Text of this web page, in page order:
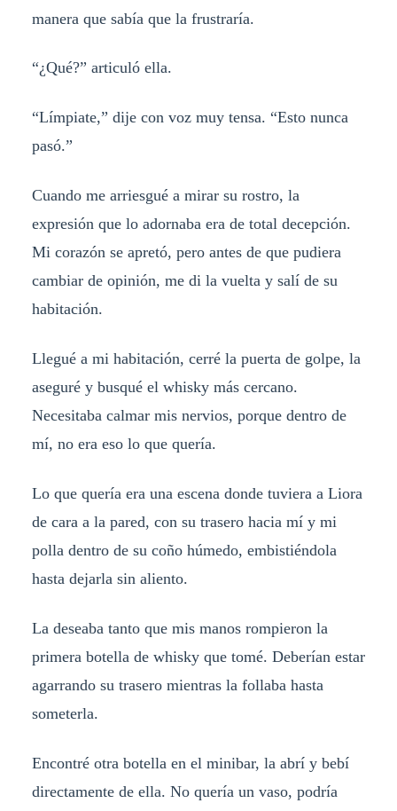
manera que sabía que la frustraría.
“¿Qué?” articuló ella.
“Límpiate,” dije con voz muy tensa. “Esto nunca
pasó.”
Cuando me arriesgué a mirar su rostro, la
expresión que lo adornaba era de total decepción.
Mi corazón se apretó, pero antes de que pudiera
cambiar de opinión, me di la vuelta y salí de su
habitación.
Llegué a mi habitación, cerré la puerta de golpe, la
aseguré y busqué el whisky más cercano.
Necesitaba calmar mis nervios, porque dentro de
mí, no era eso lo que quería.
Lo que quería era una escena donde tuviera a Liora
de cara a la pared, con su trasero hacia mí y mi
polla dentro de su coño húmedo, embistiéndola
hasta dejarla sin aliento.
La deseaba tanto que mis manos rompieron la
primera botella de whisky que tomé. Deberían estar
agarrando su trasero mientras la follaba hasta
someterla.
Encontré otra botella en el minibar, la abrí y bebí
directamente de ella. No quería un vaso, podría